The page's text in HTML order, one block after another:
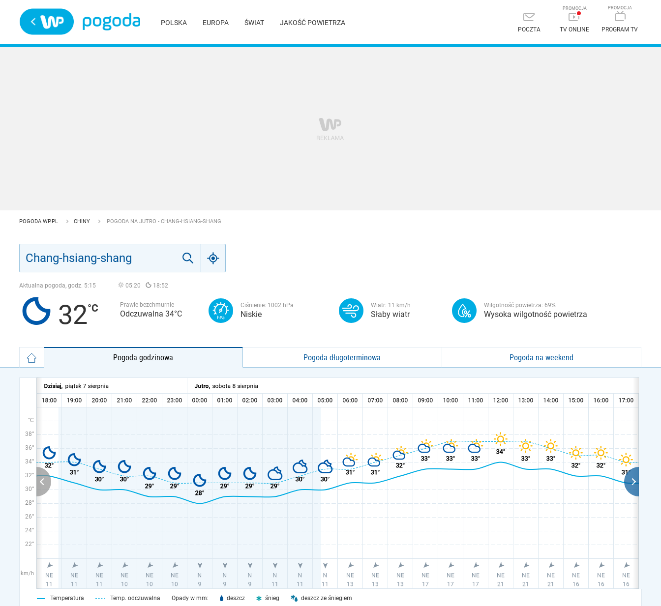
POLSKA EUROPA ŚWIAT JAKOŚĆ POWIETRZA
POCZTA TV ONLINE PROGRAM TV
POGODA WP.PL CHINY POGODA NA JUTRO - CHANG-HSIANG-SHANG
Aktualna pogoda, godz. 5:15 05:20 18:52
32 Prawie bezchmurnie
Odczuwalna 34°C
Ciśnienie: 1002 hPa
Niskie
Wiatr: 11 km/h
Słaby wiatr
Wilgotność powietrza: 69%
Wysoka wilgotność powietrza
Pogoda godzinowa Pogoda długoterminowa Pogoda na weekend
°C
38°
36°
34°
32°
30°
28°
26°
24°
22°
km/h
Temperatura Temp. odczuwalna Opady w mm: deszcz śnieg deszcz ze śniegiem